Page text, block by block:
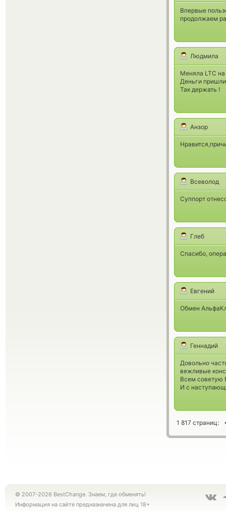
Впервые
продолжаем
Людмила
Меняла LTC
Деньги
Так держать !
Анзор
Всеволод
Суппорт
Глеб
Спасибо,
Евгений
Обмен
Геннадий
Довольно
вежливые
Всем советую
И с
1 817 страниц:
© 2007-2026 BestChange. Знаем, где обменять!
Информация на сайте предназначена для лиц 18+